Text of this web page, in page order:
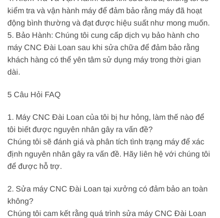
kiểm tra và vận hành máy để đảm bảo rằng máy đã hoạt
động bình thường và đạt được hiệu suất như mong muốn.
5. Bảo Hành: Chúng tôi cung cấp dịch vụ bảo hành cho
máy CNC Đài Loan sau khi sửa chữa để đảm bảo rằng
khách hàng có thể yên tâm sử dụng máy trong thời gian
dài.
5 Câu Hỏi FAQ
1. Máy CNC Đài Loan của tôi bị hư hỏng, làm thế nào để
tôi biết được nguyên nhân gây ra vấn đề?
Chúng tôi sẽ đánh giá và phân tích tình trạng máy để xác
định nguyên nhân gây ra vấn đề. Hãy liên hệ với chúng tôi
để được hỗ trợ.
2. Sửa máy CNC Đài Loan tại xưởng có đảm bảo an toàn
không?
Chúng tôi cam kết rằng quá trình sửa máy CNC Đài Loan